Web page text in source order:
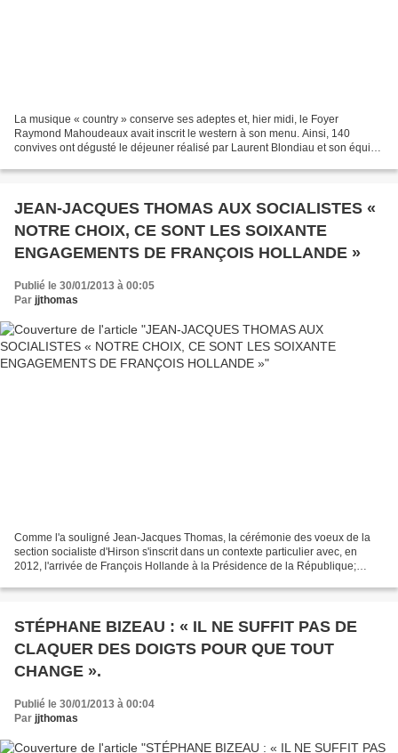
La musique « country » conserve ses adeptes et, hier midi, le Foyer
Raymond Mahoudeaux avait inscrit le western à son menu. Ainsi, 140
convives ont dégusté le déjeuner réalisé par Laurent Blondiau et son équipe
JEAN-JACQUES THOMAS AUX SOCIALISTES «
NOTRE CHOIX, CE SONT LES SOIXANTE
ENGAGEMENTS DE FRANÇOIS HOLLANDE »
Publié le 30/01/2013 à 00:05
Par jjthomas
Comme l'a souligné Jean-Jacques Thomas, la cérémonie des voeux de la
section socialiste d'Hirson s'inscrit dans un contexte particulier avec, en
2012, l'arrivée de François Hollande à la Présidence de la République;
STÉPHANE BIZEAU : « IL NE SUFFIT PAS DE
CLAQUER DES DOIGTS POUR QUE TOUT
CHANGE ».
Publié le 30/01/2013 à 00:04
Par jjthomas